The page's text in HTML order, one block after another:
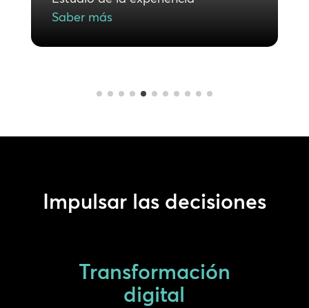
Saber más
Impulsar las decisiones
Transformación
digital